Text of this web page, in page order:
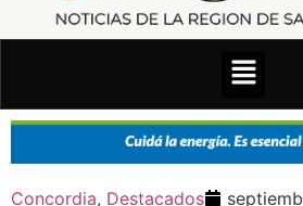
Concordia, Destacados